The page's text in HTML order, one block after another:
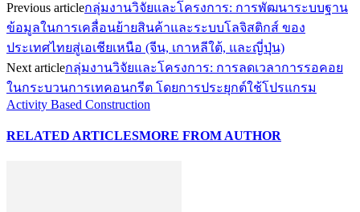
Previous articleกลุ่มงานวิจัยและโครงการ: การพัฒนาระบบฐาน
ข้อมูลในการเคลื่อนย้ายสินค้าและระบบโลจิสติกส์ ของ
ประเทศไทยสู่เอเชียเหนือ (จีน, เกาหลีใต้, และญี่ปุ่น)
Next articleกลุ่มงานวิจัยและโครงการ: การลดเวลาการรอคอย
ในกระบวนการเทคอนกรีต โดยการประยุกต์ใช้โปรแกรม
Activity Based Construction
RELATED ARTICLESMORE FROM AUTHOR